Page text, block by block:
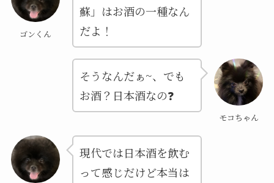
ゴンくん
蘇」はお酒の一種なん
だよ！
モコちゃん
そうなんだぁ~、でも
お酒？日本酒なの❓
現代では日本酒を飲む
って感じだけど本当は